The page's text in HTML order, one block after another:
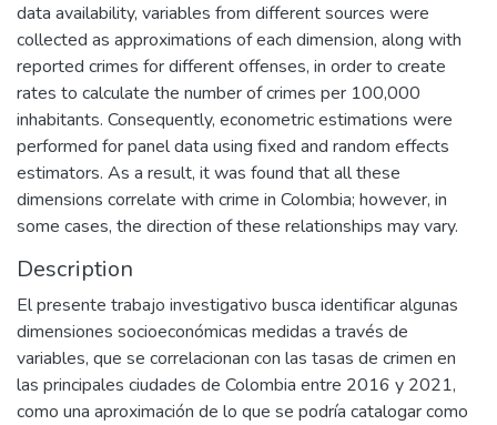
data availability, variables from different sources were
collected as approximations of each dimension, along with
reported crimes for different offenses, in order to create
rates to calculate the number of crimes per 100,000
inhabitants. Consequently, econometric estimations were
performed for panel data using fixed and random effects
estimators. As a result, it was found that all these
dimensions correlate with crime in Colombia; however, in
some cases, the direction of these relationships may vary.
Description
El presente trabajo investigativo busca identificar algunas
dimensiones socioeconómicas medidas a través de
variables, que se correlacionan con las tasas de crimen en
las principales ciudades de Colombia entre 2016 y 2021,
como una aproximación de lo que se podría catalogar como